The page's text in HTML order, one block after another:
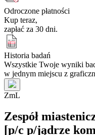
Odroczone płatności
Kup teraz,
zapłać za 30 dni.
Historia badań
Wszystkie Twoje wyniki
w jednym miejscu z
ZmL
Zespół
[p/c p/jądrze